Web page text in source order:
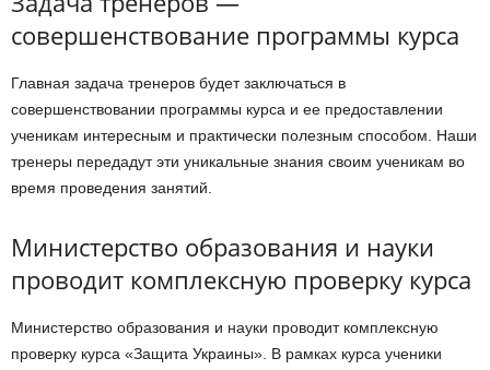
совершенствование программы курса
Главная задача тренеров будет заключаться в
совершенствовании программы курса и ее предоставлении
ученикам интересным и практически полезным способом. Наши
тренеры передадут эти уникальные знания своим ученикам во
время проведения занятий.
Министерство образования и науки
проводит комплексную проверку курса
Министерство образования и науки проводит комплексную
проверку курса «Защита Украины». В рамках курса ученики